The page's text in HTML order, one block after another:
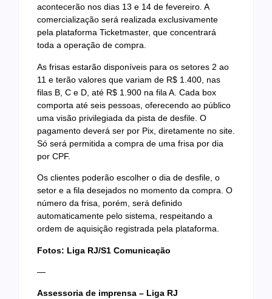
acontecerão nos dias 13 e 14 de fevereiro. A
comercialização será realizada exclusivamente
pela plataforma Ticketmaster, que concentrará
toda a operação de compra.
As frisas estarão disponíveis para os setores 2 ao
11 e terão valores que variam de R$ 1.400, nas
filas B, C e D, até R$ 1.900 na fila A. Cada box
comporta até seis pessoas, oferecendo ao público
uma visão privilegiada da pista de desfile. O
pagamento deverá ser por Pix, diretamente no site.
Só será permitida a compra de uma frisa por dia
por CPF.
Os clientes poderão escolher o dia de desfile, o
setor e a fila desejados no momento da compra. O
número da frisa, porém, será definido
automaticamente pelo sistema, respeitando a
ordem de aquisição registrada pela plataforma.
Fotos: Liga RJ/S1 Comunicação
—
Assessoria de imprensa – Liga RJ